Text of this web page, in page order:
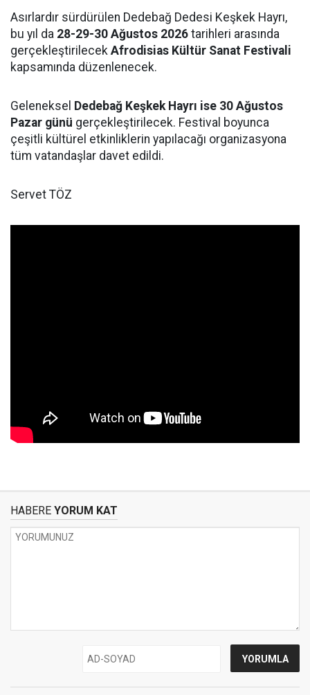
Asırlardır sürdürülen Dedebağ Dedesi Keşkek Hayrı,
bu yıl da 28-29-30 Ağustos 2026 tarihleri arasında
gerçekleştirilecek Afrodisias Kültür Sanat Festivali
kapsamında düzenlenecek.
Geleneksel Dedebağ Keşkek Hayrı ise 30 Ağustos
Pazar günü gerçekleştirilecek. Festival boyunca
çeşitli kültürel etkinliklerin yapılacağı organizasyona
tüm vatandaşlar davet edildi.
Servet TÖZ
HABERE YORUM KAT